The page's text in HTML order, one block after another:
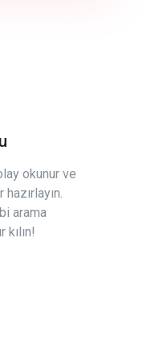
okunur ve
arama
kılın!